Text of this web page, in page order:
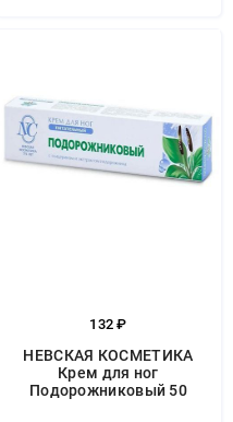
132 ₽
НЕВСКАЯ КОСМЕТИКА
Крем для ног
Подорожниковый 50